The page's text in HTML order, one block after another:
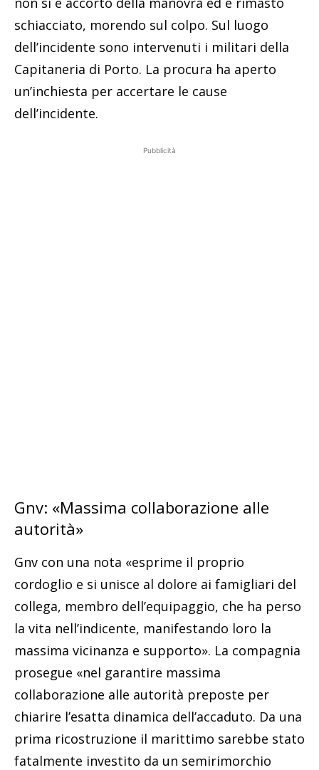
schiacciato, morendo sul colpo. Sul luogo
dell’incidente sono intervenuti i militari della
Capitaneria di Porto. La procura ha aperto
un’inchiesta per accertare le cause
dell’incidente.
Pubblicità
Gnv: «Massima collaborazione alle
autorità»
Gnv con una nota «esprime il proprio
cordoglio e si unisce al dolore ai famigliari del
collega, membro dell’equipaggio, che ha perso
la vita nell’indicente, manifestando loro la
massima vicinanza e supporto». La compagnia
prosegue «nel garantire massima
collaborazione alle autorità preposte per
chiarire l’esatta dinamica dell’accaduto. Da una
prima ricostruzione il marittimo sarebbe stato
fatalmente investito da un semirimorchio